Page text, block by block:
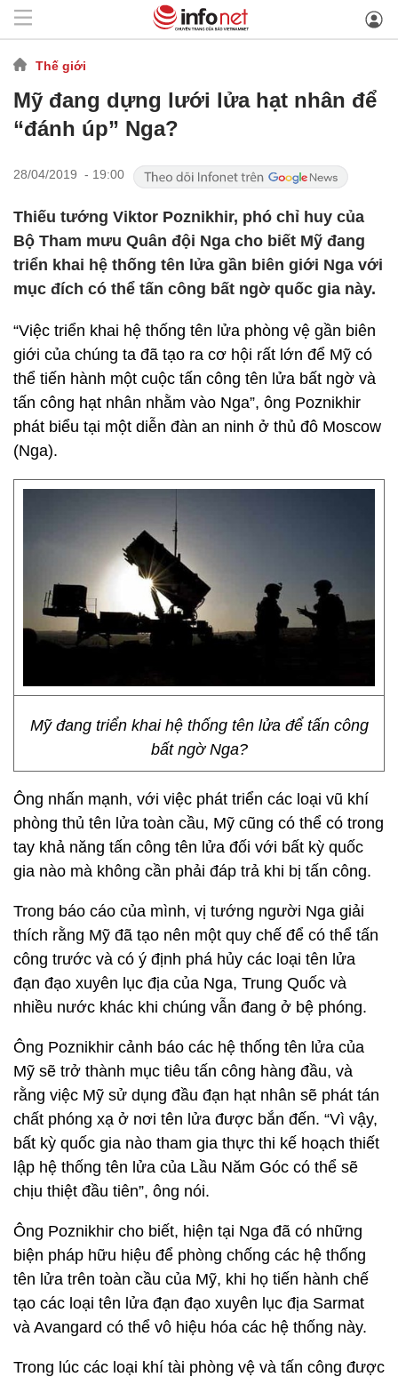
Thế giới
Mỹ đang dựng lưới lửa hạt nhân để
“đánh úp” Nga?
28/04/2019 - 19:00
Thiếu tướng Viktor Poznikhir, phó chỉ huy của
Bộ Tham mưu Quân đội Nga cho biết Mỹ đang
triển khai hệ thống tên lửa gần biên giới Nga với
mục đích có thể tấn công bất ngờ quốc gia này.
“Việc triển khai hệ thống tên lửa phòng vệ gần biên
giới của chúng ta đã tạo ra cơ hội rất lớn để Mỹ có
thể tiến hành một cuộc tấn công tên lửa bất ngờ và
tấn công hạt nhân nhằm vào Nga”, ông Poznikhir
phát biểu tại một diễn đàn an ninh ở thủ đô Moscow
(Nga).
Mỹ đang triển khai hệ thống tên lửa để tấn công
bất ngờ Nga?
Ông nhấn mạnh, với việc phát triển các loại vũ khí
phòng thủ tên lửa toàn cầu, Mỹ cũng có thể có trong
tay khả năng tấn công tên lửa đối với bất kỳ quốc
gia nào mà không cần phải đáp trả khi bị tấn công.
Trong báo cáo của mình, vị tướng người Nga giải
thích rằng Mỹ đã tạo nên một quy chế để có thể tấn
công trước và có ý định phá hủy các loại tên lửa
đạn đạo xuyên lục địa của Nga, Trung Quốc và
nhiều nước khác khi chúng vẫn đang ở bệ phóng.
Ông Poznikhir cảnh báo các hệ thống tên lửa của
Mỹ sẽ trở thành mục tiêu tấn công hàng đầu, và
rằng việc Mỹ sử dụng đầu đạn hạt nhân sẽ phát tán
chất phóng xạ ở nơi tên lửa được bắn đến. “Vì vậy,
bất kỳ quốc gia nào tham gia thực thi kế hoạch thiết
lập hệ thống tên lửa của Lầu Năm Góc có thể sẽ
chịu thiệt đầu tiên”, ông nói.
Ông Poznikhir cho biết, hiện tại Nga đã có những
biện pháp hữu hiệu để phòng chống các hệ thống
tên lửa trên toàn cầu của Mỹ, khi họ tiến hành chế
tạo các loại tên lửa đạn đạo xuyên lục địa Sarmat
và Avangard có thể vô hiệu hóa các hệ thống này.
Trong lúc các loại khí tài phòng vệ và tấn công được